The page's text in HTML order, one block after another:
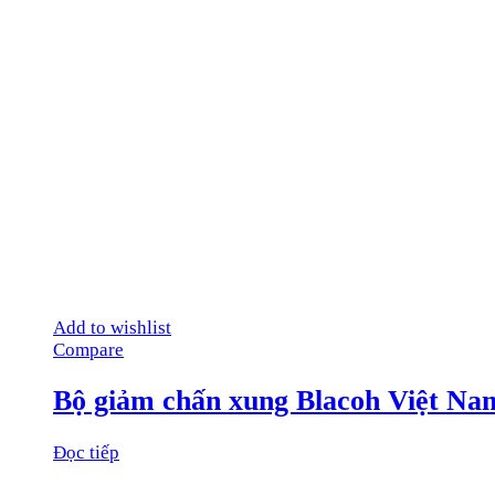
Add to wishlist
Compare
Bộ giảm chấn xung Blacoh Việt
Đọc tiếp